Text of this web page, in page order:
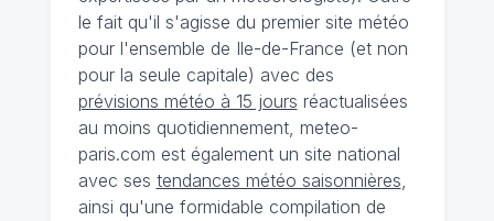
le fait qu'il s'agisse du premier site météo
pour l'ensemble de Ile-de-France (et non
pour la seule capitale) avec des
prévisions météo à 15 jours réactualisées
au moins quotidiennement, meteo-
paris.com est également un site national
avec ses tendances météo saisonnières,
ainsi qu'une formidable compilation de